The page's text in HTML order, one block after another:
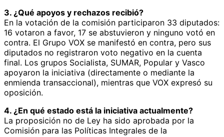
3. ¿Qué apoyos y rechazos recibió?
En la votación de la comisión participaron 33 diputados:
16 votaron a favor, 17 se abstuvieron y ninguno votó en
contra. El Grupo VOX se manifestó en contra, pero sus
diputados no registraron voto negativo en la cuenta
final. Los grupos Socialista, SUMAR, Popular y Vasco
apoyaron la iniciativa (directamente o mediante la
enmienda transaccional), mientras que VOX expresó su
oposición.
4. ¿En qué estado está la iniciativa actualmente?
La proposición no de Ley ha sido aprobada por la
Comisión para las Políticas Integrales de la